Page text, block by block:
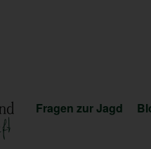
Fragen zur Jagd